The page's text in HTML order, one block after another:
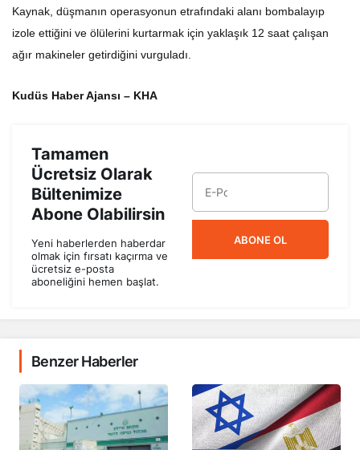
Kaynak, düşmanın operasyonun etrafındaki alanı bombalayıp
izole ettiğini ve ölülerini kurtarmak için yaklaşık 12 saat çalışan
ağır makineler getirdiğini vurguladı.
Kudüs Haber Ajansı – KHA
Tamamen
Ücretsiz Olarak
Bültenimize
Abone Olabilirsin
Yeni haberlerden haberdar
olmak için fırsatı kaçırma ve
ücretsiz e-posta
aboneliğini hemen başlat.
ABONE OL
Benzer Haberler